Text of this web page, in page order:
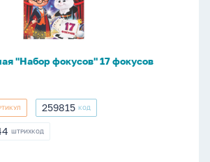
"Набор фокусов" 17 фокусов
259815
259815 КОД
ШТРИХКОД